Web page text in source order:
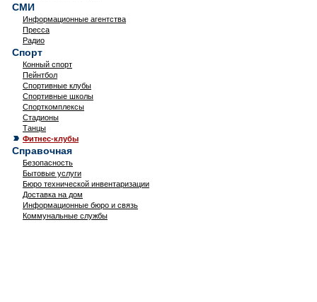
СМИ
Информационные агентства
Пресса
Радио
Спорт
Конный спорт
Пейнтбол
Спортивные клубы
Спортивные школы
Спорткомплексы
Стадионы
Танцы
Фитнес-клубы
Справочная
Безопасность
Бытовые услуги
Бюро технической инвентаризации
Доставка на дом
Информационные бюро и связь
Коммунальные службы